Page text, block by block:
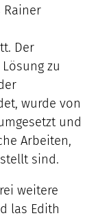
Rainer
Der
zu
wurde von
und
Arbeiten,
sind.
weitere
las Edith